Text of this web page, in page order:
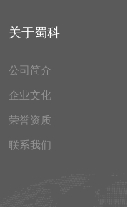
关于蜀科
公司简介
企业文化
荣誉资质
联系我们